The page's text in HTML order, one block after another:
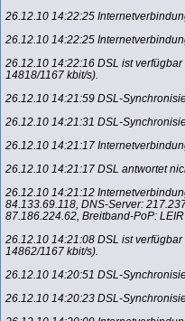
26.12.10 14:22:25
26.12.10 14:22:25
26.12.10 14:22:16 DSL ist
14818/1167 kbit/s).
26.12.10 14:21:59 DSL-
26.12.10 14:21:31 DSL-
26.12.10 14:21:17
26.12.10 14:21:17 DSL antwortet
26.12.10 14:21:12
84.133.69.118, DNS-Server:
87.186.224.62, Breitband-PoP:
26.12.10 14:21:08 DSL ist
14862/1167 kbit/s).
26.12.10 14:20:51 DSL-
26.12.10 14:20:23 DSL-